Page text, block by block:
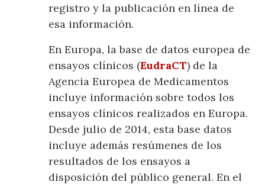
registro y la publicación en línea de
esa información.
En Europa, la base de datos europea de
ensayos clínicos (EudraCT) de la
Agencia Europea de Medicamentos
incluye información sobre todos los
ensayos clínicos realizados en Europa.
Desde julio de 2014, esta base datos
incluye además resúmenes de los
resultados de los ensayos a
disposición del público general. En el